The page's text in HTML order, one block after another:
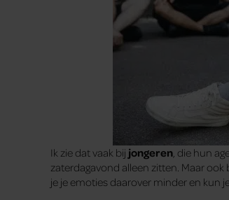
Ik zie dat vaak bij jongeren, die hun
zaterdagavond alleen zitten. Maar
je je emoties daarover minder en kun